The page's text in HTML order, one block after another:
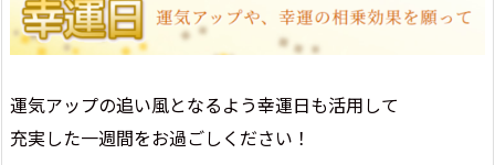
運気アップの追い風となるよう幸運日も活用して
充実した一週間をお過ごしください！